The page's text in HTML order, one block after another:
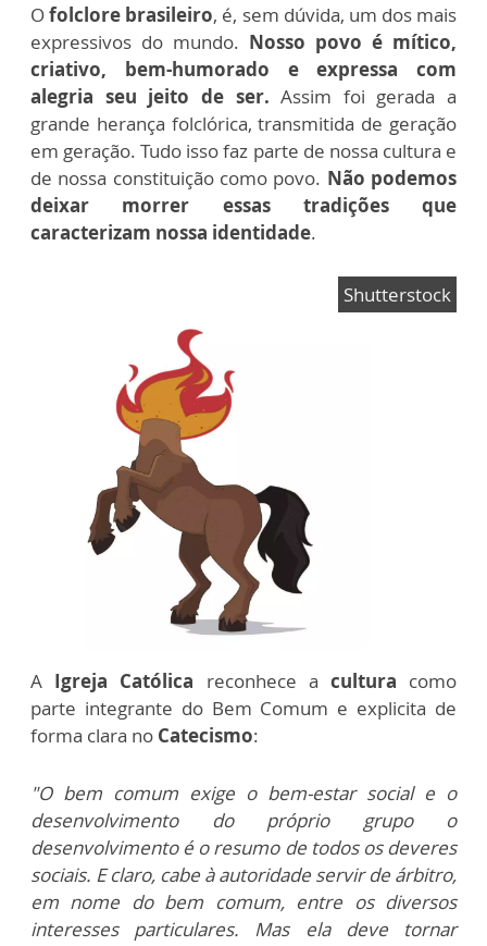
Ofolclore brasileiro, é, sem dúvida, um dos mais
expressivos do mundo. Nosso povo é mítico,
criativo, bem-humorado e expressa com
alegria seu jeito de ser. Assim foi gerada a
grande herança folclórica, transmitida de geração
em geração. Tudo isso faz parte de nossa cultura e
de nossa constituição como povo. Não podemos
deixar morrer essas tradições que
caracterizam nossa identidade.
Shutterstock
A Igreja Católica reconhece a cultura como
parte integrante do Bem Comum e explicita de
forma clara no Catecismo:
"O bem comum exige o bem-estar social e o
desenvolvimento do próprio grupo o
desenvolvimento é o resumo de todos os deveres
sociais. E claro, cabe à autoridade servir de árbitro,
em nome do bem comum, entre os diversos
interesses particulares. Mas ela deve tornar